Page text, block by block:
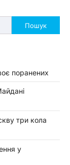
Пошук
поранених
три кола
у